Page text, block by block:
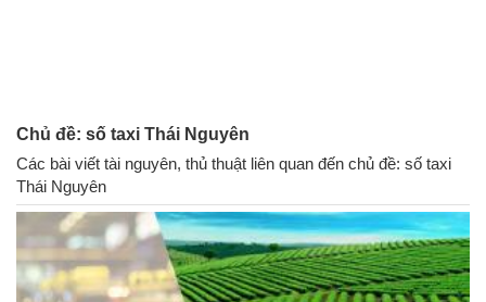
Chủ đề: số taxi Thái Nguyên
Các bài viết tài nguyên, thủ thuật liên quan đến chủ đề: số taxi
Thái Nguyên